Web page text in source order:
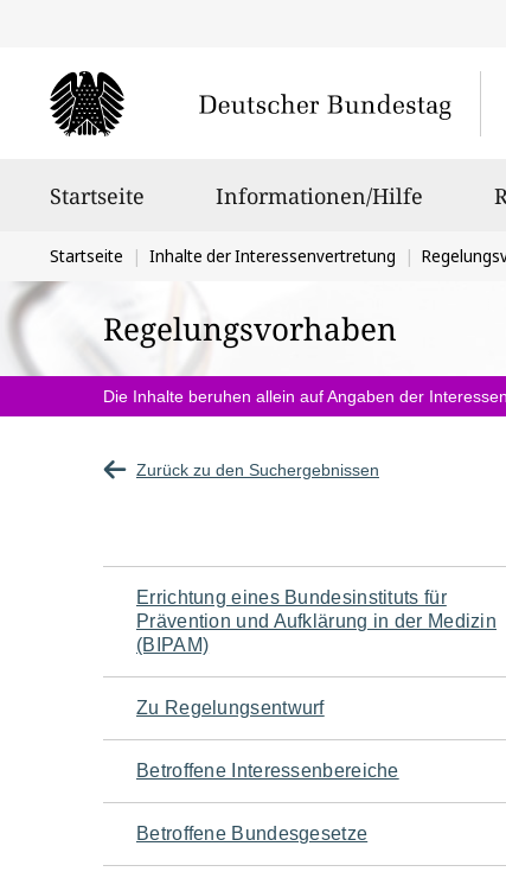
Startseite Informationen/Hilfe
Sie
befinden
sich
hier:
Startseite Inhalte der Interessenvertretung
Regelungsvorhaben
Die Inhalte beruhen allein auf Angaben der
Zurück zu den Suchergebnissen
Navigation
für
den
Seiteninhalt
Errichtung eines Bundesinstituts für
Prävention und Aufklärung in der Medizin
(BIPAM)
Zu Regelungsentwurf
Betroffene Interessenbereiche
Betroffene Bundesgesetze